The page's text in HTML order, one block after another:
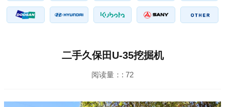
二手久保田U-35挖掘机
阅读量：: 72